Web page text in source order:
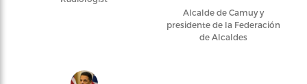
Alcalde de Camuy y
presidente de la Federación
de Alcaldes